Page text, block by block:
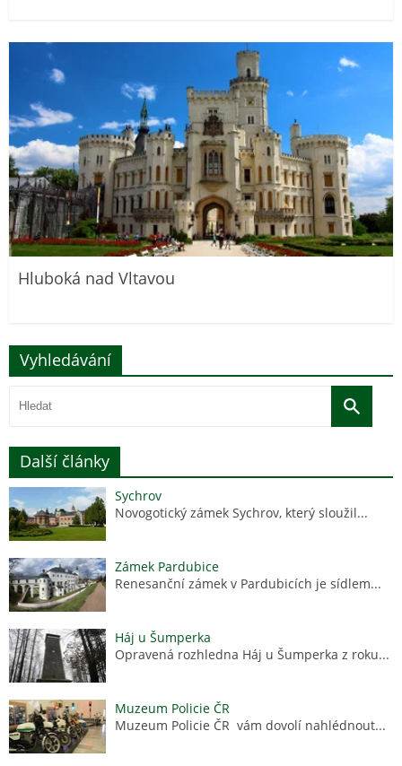
Hluboká nad Vltavou
Vyhledávání
Další články
Sychrov
Novogotický zámek Sychrov, který sloužil...
Zámek Pardubice
Renesanční zámek v Pardubicích je sídlem...
Háj u Šumperka
Opravená rozhledna Háj u Šumperka z roku...
Muzeum Policie ČR
Muzeum Policie ČR vám dovolí nahlédnout...